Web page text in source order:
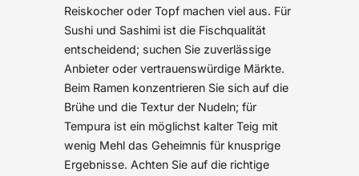
Reiskocher oder Topf machen viel aus. Für
Sushi und Sashimi ist die Fischqualität
entscheidend; suchen Sie zuverlässige
Anbieter oder vertrauenswürdige Märkte.
Beim Ramen konzentrieren Sie sich auf die
Brühe und die Textur der Nudeln; für
Tempura ist ein möglichst kalter Teig mit
wenig Mehl das Geheimnis für knusprige
Ergebnisse. Achten Sie auf die richtige